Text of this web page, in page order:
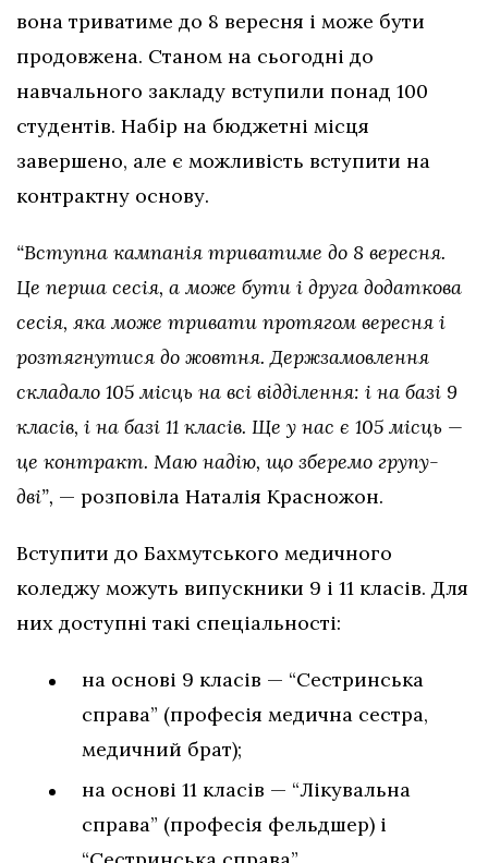
вона триватиме до 8 вересня і може бути
продовжена. Станом на сьогодні до
навчального закладу вступили понад 100
студентів. Набір на бюджетні місця
завершено, але є можливість вступити на
контрактну основу.
“Вступна кампанія триватиме до 8 вересня.
Це перша сесія, а може бути і друга додаткова
сесія, яка може тривати протягом вересня і
розтягнутися до жовтня. Держзамовлення
складало 105 місць на всі відділення: і на базі 9
класів, і на базі 11 класів. Ще у нас є 105 місць —
це контракт. Маю надію, що зберемо групу-
дві”, — розповіла Наталія Красножон.
Вступити до Бахмутського медичного
коледжу можуть випускники 9 і 11 класів. Для
них доступні такі спеціальності:
на основі 9 класів — “Сестринська
справа” (професія медична сестра,
медичний брат);
на основі 11 класів — “Лікувальна
справа” (професія фельдшер) і